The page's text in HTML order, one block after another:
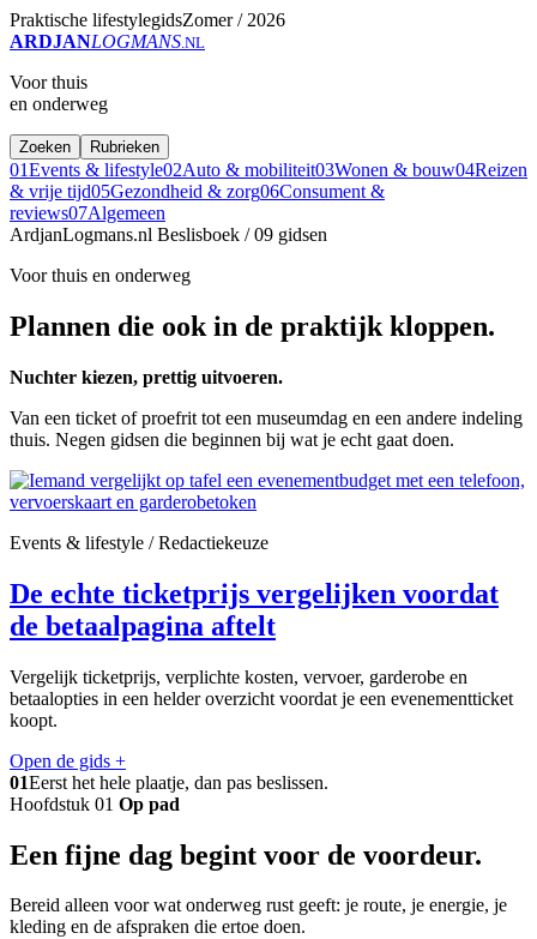
Praktische lifestylegidsZomer / 2026
ARDJANLOGMANS.NL
Voor thuis
en onderweg
Zoeken Rubrieken
01Events & lifestyle02Auto & mobiliteit03Wonen & bouw04Reizen
& vrije tijd05Gezondheid & zorg06Consument &
reviews07Algemeen
ArdjanLogmans.nl Beslisboek / 09 gidsen
Voor thuis en onderweg
Plannen die ook in de praktijk kloppen.
Nuchter kiezen, prettig uitvoeren.
Van een ticket of proefrit tot een museumdag en een andere indeling
thuis. Negen gidsen die beginnen bij wat je echt gaat doen.
Events & lifestyle / Redactiekeuze
De echte ticketprijs vergelijken voordat
de betaalpagina aftelt
Vergelijk ticketprijs, verplichte kosten, vervoer, garderobe en
betaalopties in een helder overzicht voordat je een evenementticket
koopt.
Open de gids +
01Eerst het hele plaatje, dan pas beslissen.
Hoofdstuk 01 Op pad
Een fijne dag begint voor de voordeur.
Bereid alleen voor wat onderweg rust geeft: je route, je energie, je
kleding en de afspraken die ertoe doen.